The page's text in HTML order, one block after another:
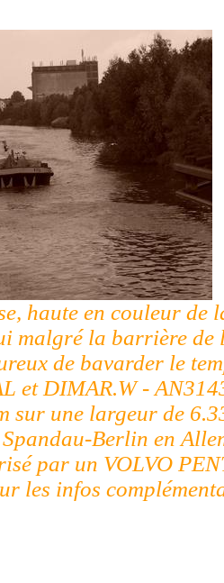
haute en couleur de
malgré la barrière de
de bavarder le
et DIMAR.W -
sur une largeur de
Berlin en
par un VOLVO
les infos